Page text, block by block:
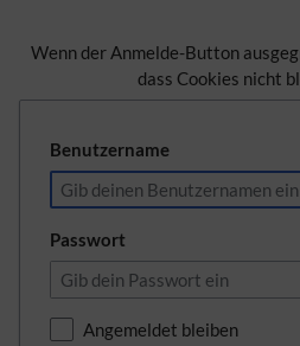
Wenn der Anmelde-Button
dass Cookies nicht
Benutzername
Passwort
Angemeldet bleiben